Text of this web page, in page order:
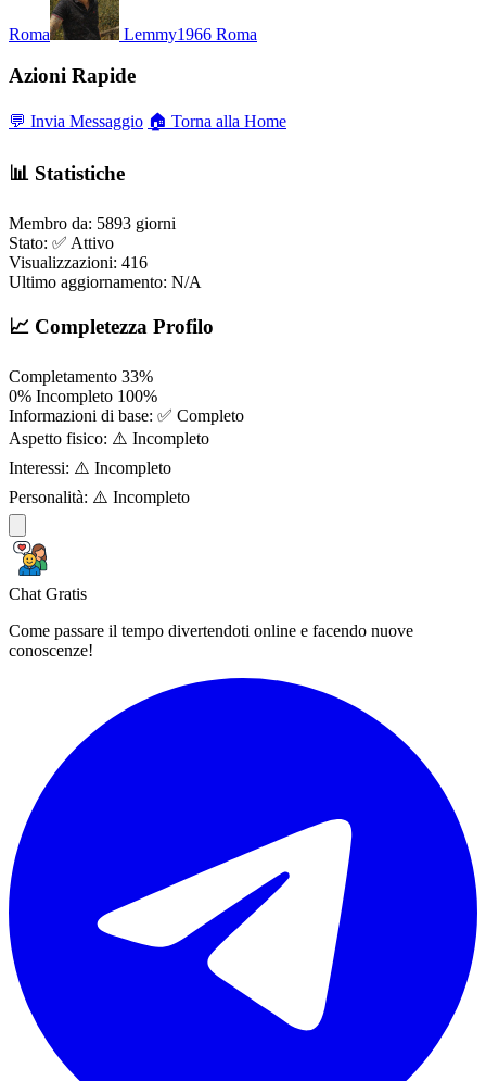
Roma Lemmy1966 Roma
Azioni Rapide
💬 Invia Messaggio 🏠 Torna alla Home
📊 Statistiche
Membro da: 5893 giorni
Stato: ✅ Attivo
Visualizzazioni: 416
Ultimo aggiornamento: N/A
📈 Completezza Profilo
Completamento 33%
0% Incompleto 100%
Informazioni di base: ✅ Completo
Aspetto fisico: ⚠️ Incompleto
Interessi: ⚠️ Incompleto
Personalità: ⚠️ Incompleto
Chat Gratis
Come passare il tempo divertendoti online e facendo nuove
conoscenze!